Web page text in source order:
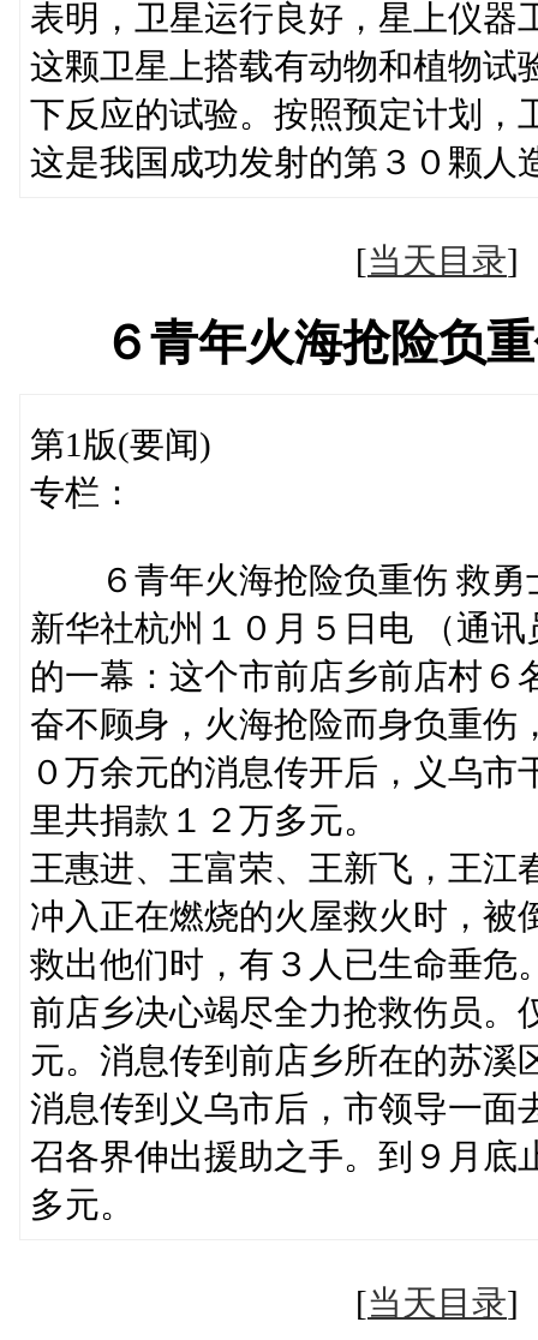
表明，卫星运行良好，星上仪器
这颗卫星上搭载有动物和植物试
下反应的试验。按照预定计划，
这是我国成功发射的第３０颗人
[当天目录
６青年火海抢险负
第1版(要闻)
专栏：
６青年火海抢险负重伤 救勇
新华社杭州１０月５日电 （通
的一幕：这个市前店乡前店村６
奋不顾身，火海抢险而身负重伤
０万余元的消息传开后，义乌
里共捐款１２万多元。
王惠进、王富荣、王新飞，王江
冲入正在燃烧的火屋救火时，被
救出他们时，有３人已生命垂危
前店乡决心竭尽全力抢救伤员。
元。消息传到前店乡所在的苏溪
消息传到义乌市后，市领导一面
召各界伸出援助之手。到９月底
多元。
[当天目录